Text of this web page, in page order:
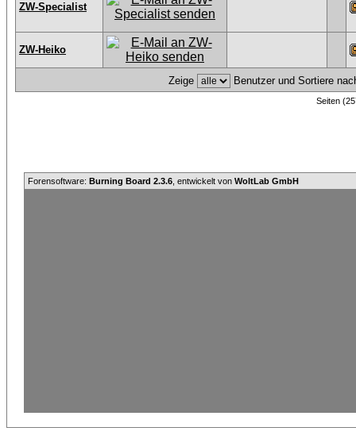
ZW-Specialist
ZW-Heiko
Zeige Benutzer und Sortiere
Seiten
Forensoftware: Burning Board 2.3.6 , entwickelt von WoltLab GmbH